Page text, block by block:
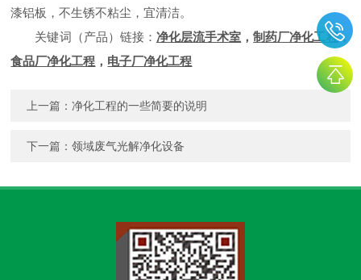
漆铝板，不生锈不粘尘，宜清洁。
关键词（产品）链接： 净化层流手术室 ，制药厂净化工程，
食品厂净化工程 ， 电子厂净化工程
上一篇：净化工程的一些简要的说明
下一篇：领域废气光解净化设备